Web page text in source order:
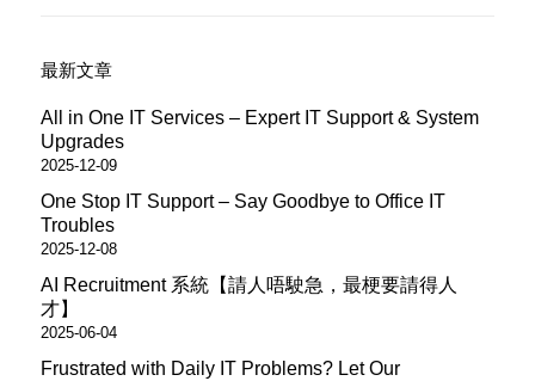
最新文章
All in One IT Services – Expert IT Support & System
Upgrades
2025-12-09
One Stop IT Support – Say Goodbye to Office IT
Troubles
2025-12-08
AI Recruitment 系統【請人唔駛急，最梗要請得人
才】
2025-06-04
Frustrated with Daily IT Problems? Let Our